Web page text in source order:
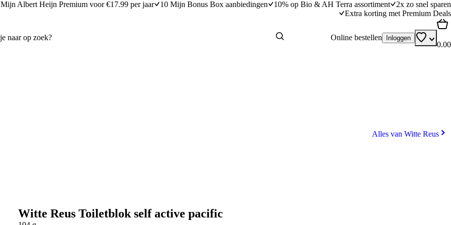
Mijn Albert Heijn Premium voor €17.99 per jaar 10 Mijn Bonus Box aanbiedingen 10% op Bio & AH Terra assortiment
2x zo snel sparen
Extra korting met Premium Deals
Online bestellen Inloggen
0.00
Alles van Witte Reus
Witte Reus Toiletblok self active pacific